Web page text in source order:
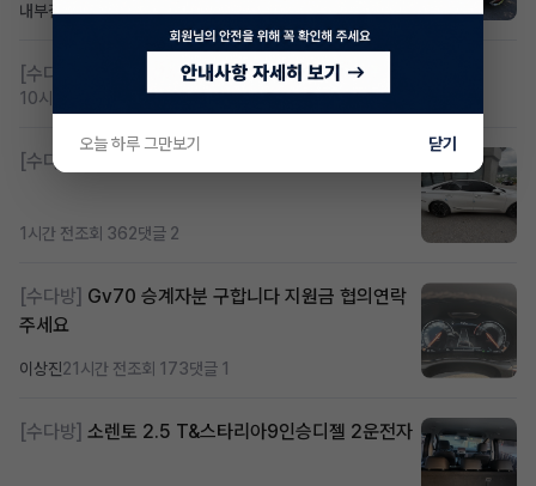
내부결재6시간 전조회 800댓글 1
[수다방] 저신용 무심사 or 신차 렌트 찾으시는분!!
10시간 전 조회 397댓글 2
[수다방]
1시간 전조회 362댓글 2
[수다방] Gv70 승계자분 구합니다 지원금 협의연락
주세요
이상진21시간 전조회 173댓글 1
[수다방] 소렌토 2.5 T&스타리아9인승디젤 2운전자
오늘 하루 그만보기 닫기